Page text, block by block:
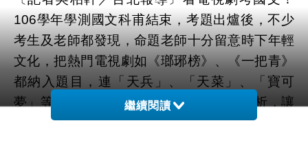
106學年學測國文科甫結束，考題出爐後，不少
考生及老師都發現，命題老師十分留意時下年輕
文化，把熱門電視劇如《瑯琊榜》、《一把青》
都納入題目，連「天兵」、「天菜」、「寶可
夢」等流行語或手機遊戲，都拿來語意分析，讓
不少高中師生覺得今年考題親和度十足，難易度
繼續閱讀